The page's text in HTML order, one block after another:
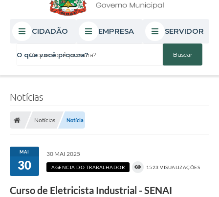
O que você procura?
CIDADÃO EMPRESA SERVIDOR
Notícias
Notícias Notícia
MAI
30
30 MAI 2025
AGÊNCIA DO TRABALHADOR 1523 VISUALIZAÇÕES
Curso de Eletricista Industrial - SENAI